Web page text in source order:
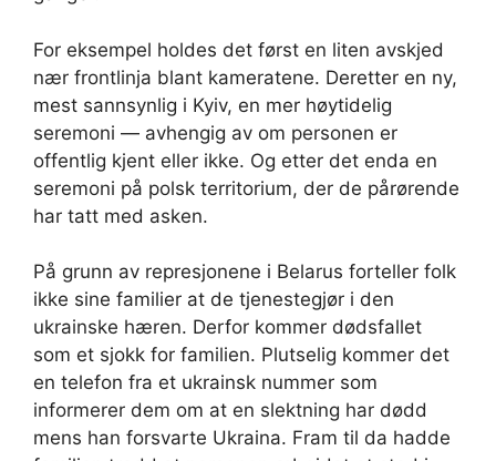
For eksempel holdes det først en liten avskjed
nær frontlinja blant kameratene. Deretter en ny,
mest sannsynlig i Kyiv, en mer høytidelig
seremoni — avhengig av om personen er
offentlig kjent eller ikke. Og etter det enda en
seremoni på polsk territorium, der de pårørende
har tatt med asken.
På grunn av represjonene i Belarus forteller folk
ikke sine familier at de tjenestegjør i den
ukrainske hæren. Derfor kommer dødsfallet
som et sjokk for familien. Plutselig kommer det
en telefon fra et ukrainsk nummer som
informerer dem om at en slektning har dødd
mens han forsvarte Ukraina. Fram til da hadde